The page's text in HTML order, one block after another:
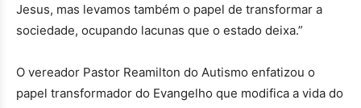
Jesus, mas levamos também o papel de transformar a
sociedade, ocupando lacunas que o estado deixa.”
O vereador Pastor Reamilton do Autismo enfatizou o
papel transformador do Evangelho que modifica a vida do